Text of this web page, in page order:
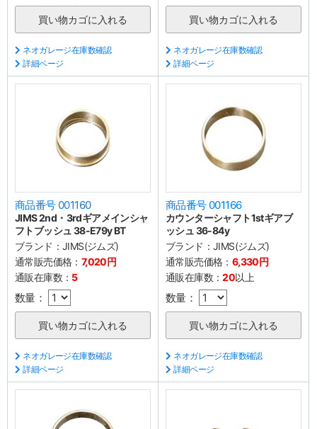
ネオガレージ在庫数確認
詳細ページ
ネオガレージ在庫数確認
詳細ページ
商品番号 001160
JIMS 2nd・3rdギアメインシャ
フトブッシュ 38-E79y BT
ブランド： JIMS(ジムズ)
通常販売価格： 7,020円
通販在庫数： 5
数量：
ネオガレージ在庫数確認
詳細ページ
商品番号 001166
カウンターシャフト1stギアブ
ッシュ 36-84y
ブランド： JIMS(ジムズ)
通常販売価格： 6,330円
通販在庫数：20以上
数量：
ネオガレージ在庫数確認
詳細ページ